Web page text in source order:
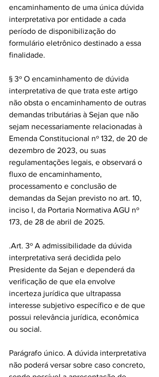
encaminhamento de uma única dúvida
interpretativa por entidade a cada
período de disponibilização do
formulário eletrônico destinado a essa
finalidade.
§ 3º O encaminhamento de dúvida
interpretativa de que trata este artigo
não obsta o encaminhamento de outras
demandas tributárias à Sejan que não
sejam necessariamente relacionadas à
Emenda Constitucional nº 132, de 20 de
dezembro de 2023, ou suas
regulamentações legais, e observará o
fluxo de encaminhamento,
processamento e conclusão de
demandas da Sejan previsto no art. 10,
inciso I, da Portaria Normativa AGU nº
173, de 28 de abril de 2025.
.Art. 3º A admissibilidade da dúvida
interpretativa será decidida pelo
Presidente da Sejan e dependerá da
verificação de que ela envolve
incerteza jurídica que ultrapassa
interesse subjetivo específico e de que
possui relevância jurídica, econômica
ou social.
Parágrafo único. A dúvida interpretativa
não poderá versar sobre caso concreto,